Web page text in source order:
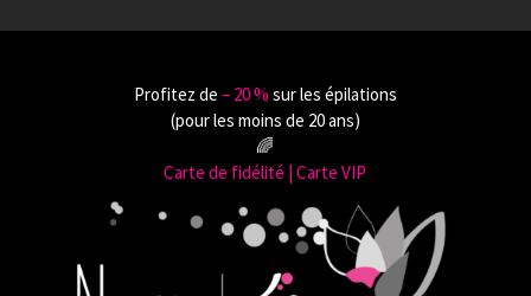
Profitez de ‒ 20 % sur les épilations
(pour les moins de 20 ans)
🌈
Carte de fidélité | Carte VIP